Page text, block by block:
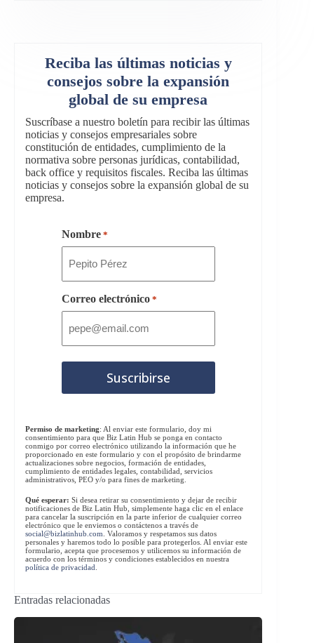
Reciba las últimas noticias y
consejos sobre la expansión
global de su empresa
Suscríbase a nuestro boletín para recibir las últimas
noticias y consejos empresariales sobre
constitución de entidades, cumplimiento de la
normativa sobre personas jurídicas, contabilidad,
back office y requisitos fiscales. Reciba las últimas
noticias y consejos sobre la expansión global de su
empresa.
Nombre *
Correo electrónico *
Permiso de marketing: Al enviar este formulario, doy mi
consentimiento para que Biz Latin Hub se ponga en contacto
conmigo por correo electrónico utilizando la información que he
proporcionado en este formulario y con el propósito de brindarme
actualizaciones sobre negocios, formación de entidades,
cumplimiento de entidades legales, contabilidad, servicios
administrativos, PEO y/o para fines de marketing.
Qué esperar: Si desea retirar su consentimiento y dejar de recibir
notificaciones de Biz Latin Hub, simplemente haga clic en el enlace
para cancelar la suscripción en la parte inferior de cualquier correo
electrónico que le enviemos o contáctenos a través de
social@bizlatinhub.com . Valoramos y respetamos sus datos
personales y haremos todo lo posible para protegerlos. Al enviar este
formulario, acepta que procesemos y utilicemos su información de
acuerdo con los términos y condiciones establecidos en nuestra
política de privacidad
Entradas relacionadas